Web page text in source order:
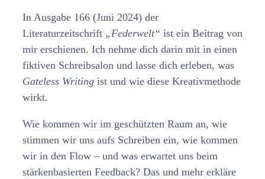
In Ausgabe 166 (Juni 2024) der
Literaturzeitschrift „Federwelt“ ist ein Beitrag von
mir erschienen. Ich nehme dich darin mit in einen
fiktiven Schreibsalon und lasse dich erleben, was
Gateless Writing ist und wie diese Kreativmethode
wirkt.
Wie kommen wir im geschützten Raum an, wie
stimmen wir uns aufs Schreiben ein, wie kommen
wir in den Flow – und was erwartet uns beim
stärkenbasierten Feedback? Das und mehr erkläre